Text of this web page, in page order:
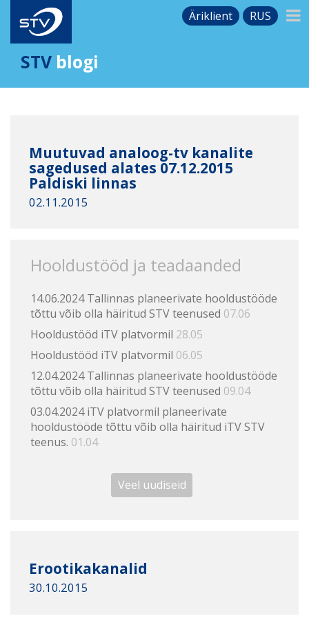
Äriklient RUS
STV blogi
Muutuvad analoog-tv kanalite
sagedused alates 07.12.2015
Paldiski linnas
02.11.2015
Hooldustööd ja teadaanded
14.06.2024 Tallinnas planeerivate hooldustööde
tõttu võib olla häiritud STV teenused 07.06
Hooldustööd iTV platvormil 28.05
Hooldustööd iTV platvormil 06.05
12.04.2024 Tallinnas planeerivate hooldustööde
tõttu võib olla häiritud STV teenused 09.04
03.04.2024 iTV platvormil planeerivate
hooldustööde tõttu võib olla häiritud iTV STV
teenus. 01.04
Veel uudiseid
Erootikakanalid
30.10.2015